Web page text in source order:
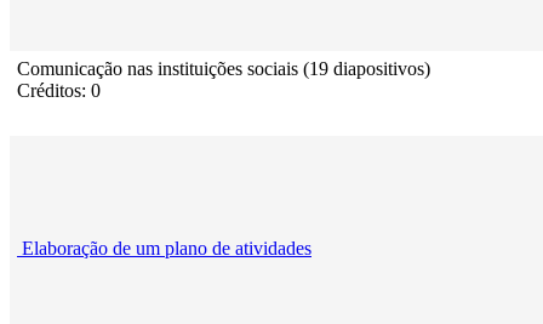
Comunicação nas instituições sociais (19 diapositivos)
Créditos: 0
Elaboração de um plano de atividades